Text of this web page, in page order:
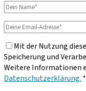
Dein
Name
Deine
Email-
Adresse
Mit der Nutzung
Speicherung und
Weitere Informationen
Datenschutzerklärung. *